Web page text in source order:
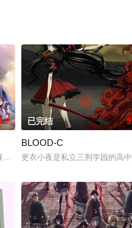
修行已经过了两年的岁月。他被赋
已完结
BLOOD-C
更衣小夜是私立三荆学园的高